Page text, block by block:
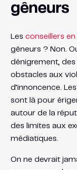
gêneurs
Les conseillers
gêneurs ? Non.
dénigrement,
obstacles aux
d’innoncence.
sont là pour
autour de la
des limites aux
médiatiques.
On ne devrait